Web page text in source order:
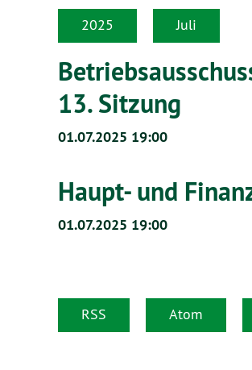
2025 Juli
13. Sitzung
01.07.2025 19:00
Haupt- und
01.07.2025 19:00
RSS Atom